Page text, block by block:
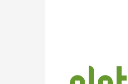
Elettronica
News